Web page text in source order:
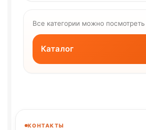
Все категории можно посмотреть
Каталог
КОНТАКТЫ